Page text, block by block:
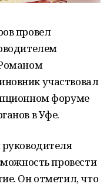
провел
участвовал
форуме
в Уфе.
провести
Он отметил, что